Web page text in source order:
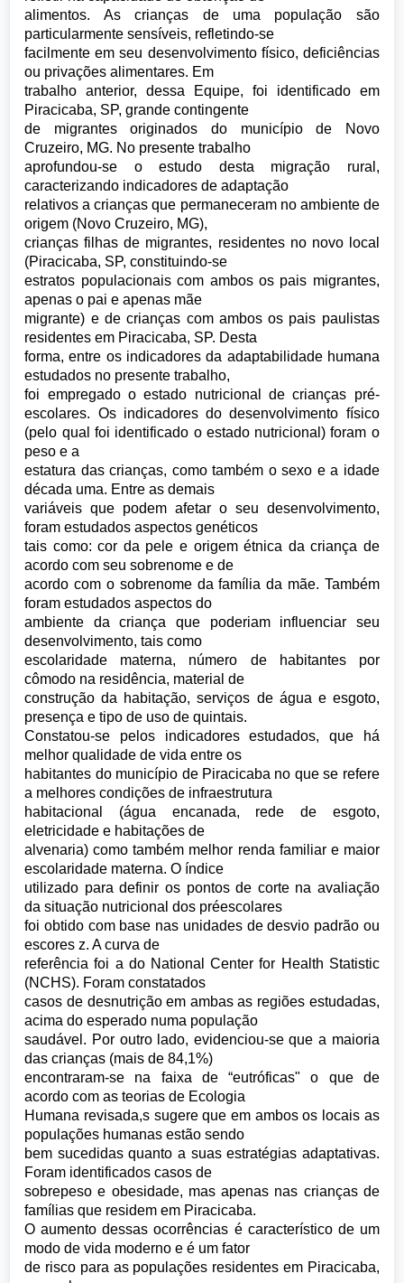
alimentos. As crianças de uma população são
particularmente sensíveis, refletindo-se
facilmente em seu desenvolvimento físico, deficiências
ou privações alimentares. Em
trabalho anterior, dessa Equipe, foi identificado em
Piracicaba, SP, grande contingente
de migrantes originados do município de Novo
Cruzeiro, MG. No presente trabalho
aprofundou-se o estudo desta migração rural,
caracterizando indicadores de adaptação
relativos a crianças que permaneceram no ambiente de
origem (Novo Cruzeiro, MG),
crianças filhas de migrantes, residentes no novo local
(Piracicaba, SP, constituindo-se
estratos populacionais com ambos os pais migrantes,
apenas o pai e apenas mãe
migrante) e de crianças com ambos os pais paulistas
residentes em Piracicaba, SP. Desta
forma, entre os indicadores da adaptabilidade humana
estudados no presente trabalho,
foi empregado o estado nutricional de crianças pré-
escolares. Os indicadores do desenvolvimento físico
(pelo qual foi identificado o estado nutricional) foram o
peso e a
estatura das crianças, como também o sexo e a idade
década uma. Entre as demais
variáveis que podem afetar o seu desenvolvimento,
foram estudados aspectos genéticos
tais como: cor da pele e origem étnica da criança de
acordo com seu sobrenome e de
acordo com o sobrenome da família da mãe. Também
foram estudados aspectos do
ambiente da criança que poderiam influenciar seu
desenvolvimento, tais como
escolaridade materna, número de habitantes por
cômodo na residência, material de
construção da habitação, serviços de água e esgoto,
presença e tipo de uso de quintais.
Constatou-se pelos indicadores estudados, que há
melhor qualidade de vida entre os
habitantes do município de Piracicaba no que se refere
a melhores condições de infraestrutura
habitacional (água encanada, rede de esgoto,
eletricidade e habitações de
alvenaria) como também melhor renda familiar e maior
escolaridade materna. O índice
utilizado para definir os pontos de corte na avaliação
da situação nutricional dos préescolares
foi obtido com base nas unidades de desvio padrão ou
escores z. A curva de
referência foi a do National Center for Health Statistic
(NCHS). Foram constatados
casos de desnutrição em ambas as regiões estudadas,
acima do esperado numa população
saudável. Por outro lado, evidenciou-se que a maioria
das crianças (mais de 84,1%)
encontraram-se na faixa de “eutróficas" o que de
acordo com as teorias de Ecologia
Humana revisada,s sugere que em ambos os locais as
populações humanas estão sendo
bem sucedidas quanto a suas estratégias adaptativas.
Foram identificados casos de
sobrepeso e obesidade, mas apenas nas crianças de
famílias que residem em Piracicaba.
O aumento dessas ocorrências é característico de um
modo de vida moderno e é um fator
de risco para as populações residentes em Piracicaba,